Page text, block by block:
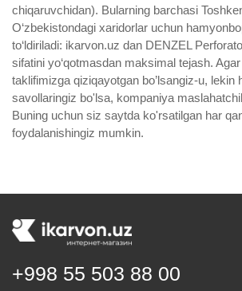
chiqaruvchidan). Bularning barchasi
O‘zbekistondagi xaridorlar uchun
to‘ldiriladi: ikarvon.uz dan DENZEL
sifatini yo‘qotmasdan maksimal tejash.
taklifimizga qiziqayotgan bo’lsangiz-u, lekin
savollaringiz bo'lsa, kompaniya
Buning uchun siz saytda ko'rsatilgan har
foydalanishingiz mumkin.
+998 55 503 88 00